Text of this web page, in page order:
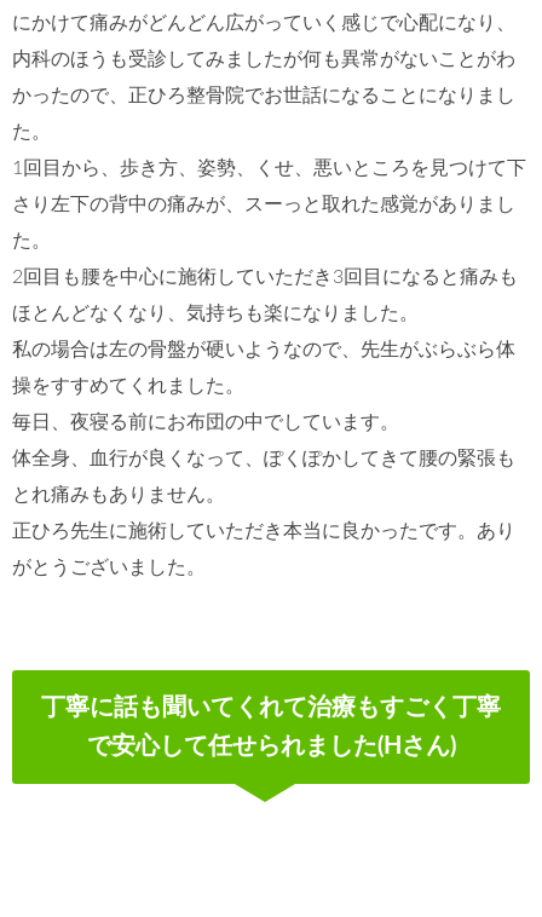
にかけて痛みがどんどん広がっていく感じで心配になり、
内科のほうも受診してみましたが何も異常がないことがわ
かったので、正ひろ整骨院でお世話になることになりまし
た。
1回目から、歩き方、姿勢、くせ、悪いところを見つけて下
さり左下の背中の痛みが、スーっと取れた感覚がありまし
た。
2回目も腰を中心に施術していただき3回目になると痛みも
ほとんどなくなり、気持ちも楽になりました。
私の場合は左の骨盤が硬いようなので、先生がぶらぶら体
操をすすめてくれました。
毎日、夜寝る前にお布団の中でしています。
体全身、血行が良くなって、ぽくぽかしてきて腰の緊張も
とれ痛みもありません。
正ひろ先生に施術していただき本当に良かったです。あり
がとうございました。
丁寧に話も聞いてくれて治療もすごく丁寧
で安心して任せられました(Hさん)